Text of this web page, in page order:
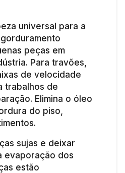
universal para a
peças em
Para travões,
de velocidade
trabalhos de
Elimina o óleo
do piso,
sujas e deixar
evaporação dos
estão